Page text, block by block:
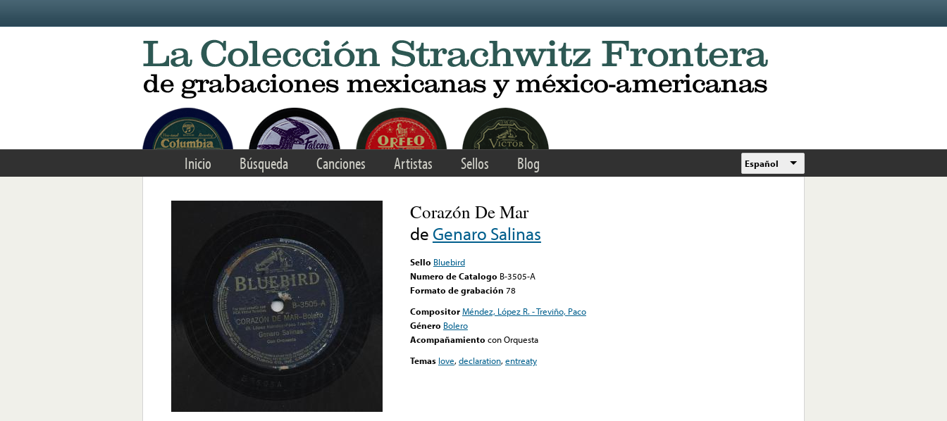
Inicio Búsqueda Canciones Artistas Sellos Blog Español
Corazón De Mar
de Genaro Salinas
Sello Bluebird
Numero de Catalogo B-3505-A
Formato de grabación 78
CompositorMéndez, López R. - Treviño, Paco
Género Bolero
Acompañamiento con Orquesta
Temas love,declaration,entreaty